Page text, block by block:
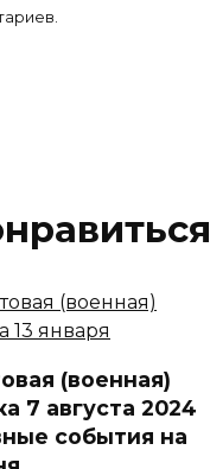
(военная)
7 августа 2024
события на